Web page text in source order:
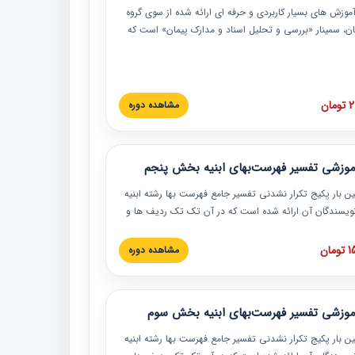
های بسیار کاربردی و حرفه‏ ای ارائه شده از سوی گروه
سمینار «بررسی و تحلیل اسناد و مدارک پیمان» است که
این خصوص ارائه شده است.
مشاهده دوره
تفسیر فهرست‌بهای ابنیه بخش پنجم
بار پکیج تکرار نشدنی تفسیر جامع فهرست بها رشته ابنیه
نویسندگان آن ارائه شده است که در آن تک تک ردیف ها و
و به همراه تصاویر عملیات اجرایی مرتبط با ردیف های
بها ارائه شده است. این دوره با کلام مهندس
مدیر پروژه مهندسی مشاور در امر بازنگری فهرست
حال فعالیت هستند حتما توصیه می کنیم از مطالب این
نمایند.
مشاهده دوره
تفسیر فهرست‌بهای ابنیه بخش سوم
بار پکیج تکرار نشدنی تفسیر جامع فهرست بها رشته ابنیه